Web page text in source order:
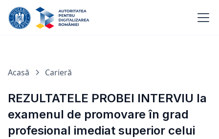
Acasă Carieră
REZULTATELE PROBEI INTERVIU la
examenul de promovare în grad
profesional imediat superior celui